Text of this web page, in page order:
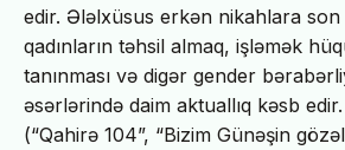
edir. Ələlxüsus erkən nikahlara son
qadınların təhsil almaq, işləmək
tanınması və digər gender
əsərlərində daim aktuallıq kəsb
(“Qahirə 104”, “Bizim Günəşin